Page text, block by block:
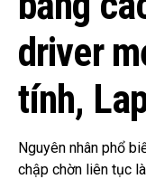
driver
tính,
Nguyên nhân phổ
chập chờn liên tục